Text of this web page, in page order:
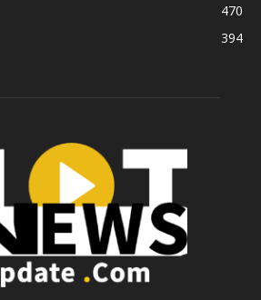
470
394